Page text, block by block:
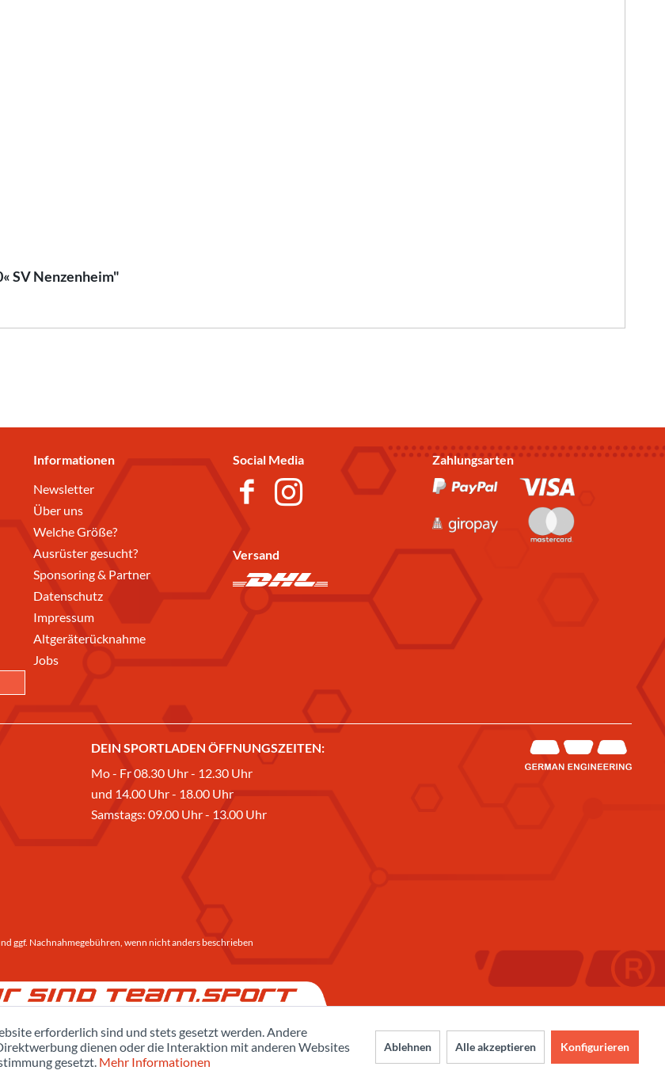
SV Nenzenheim"
Informationen
Newsletter
Über uns
Welche Größe?
Ausrüster gesucht?
Sponsoring & Partner
Datenschutz
Impressum
Altgeräterücknahme
Jobs
Social Media
Versand
Zahlungsarten
DEIN SPORTLADEN ÖFFNUNGSZEITEN:
Mo - Fr 08.30 Uhr - 12.30 Uhr
und 14.00 Uhr - 18.00 Uhr
Samstags: 09.00 Uhr - 13.00 Uhr
ggf. Nachnahmegebühren, wenn nicht anders beschrieben
erforderlich sind und stets gesetzt werden. Andere
dienen oder die Interaktion mit anderen Websites
gesetzt. Mehr Informationen
Ablehnen Alle akzeptieren Konfigurieren